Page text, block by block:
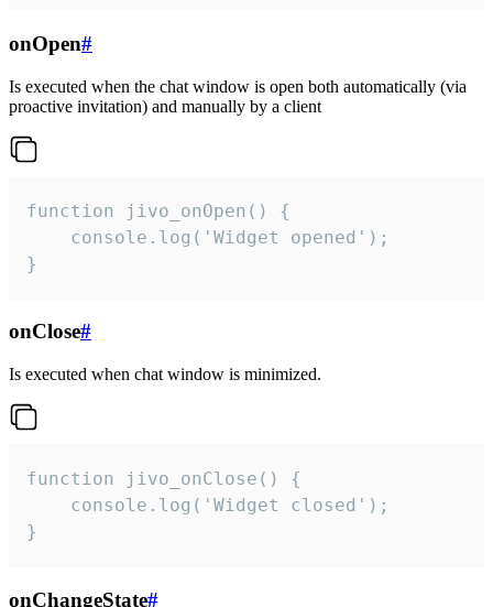
onOpen#
Is executed when the chat window is open both automatically (via
proactive invitation) and manually by a client
function jivo_onOpen() {
    console.log('Widget opened');
}
onClose#
Is executed when chat window is minimized.
function jivo_onClose() {
    console.log('Widget closed');
}
onChangeState#